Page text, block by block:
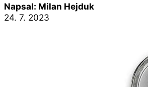
Napsal: Milan Hejduk
24. 7. 2023